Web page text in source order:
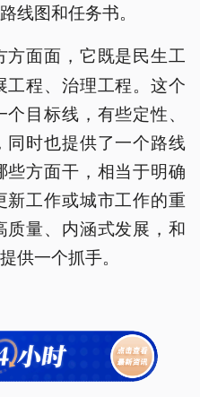
线图和任务书。
方面面，它既是民生工
程、治理工程。这个
目标线，有些定性、
同时也提供了一个路线
方面干，相当于明确
工作或城市工作的重
质量、内涵式发展，和
供一个抓手。